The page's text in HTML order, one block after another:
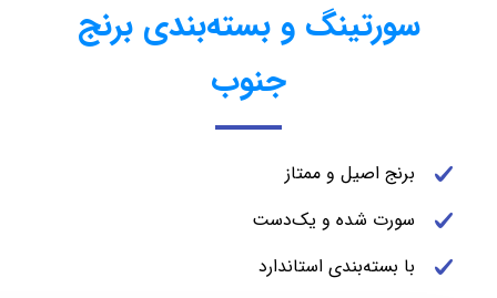
سورتینگ و بسته‌بندی برنج
جنوب
برنج اصیل و ممتاز
سورت شده و یک‌دست
با بسته‌بندی استاندارد